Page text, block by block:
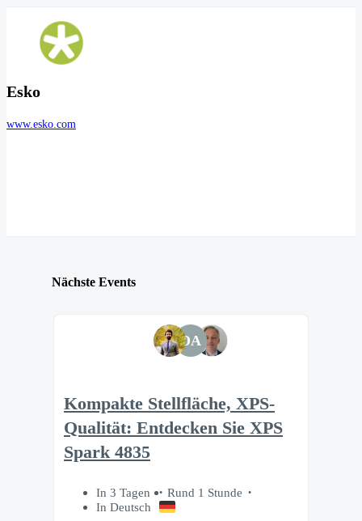
Esko
www.esko.com
Nächste Events
DA
Kompakte Stellfläche, XPS-
Qualität: Entdecken Sie XPS
Spark 4835
In 3 Tagen
Rund 1 Stunde
In Deutsch